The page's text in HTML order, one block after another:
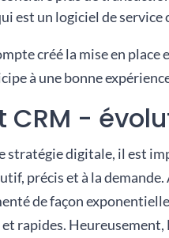
est un logiciel de service
créé la mise en place
à une bonne
CRM -
stratégie digitale, il est
précis et à la
de façon
rapides.